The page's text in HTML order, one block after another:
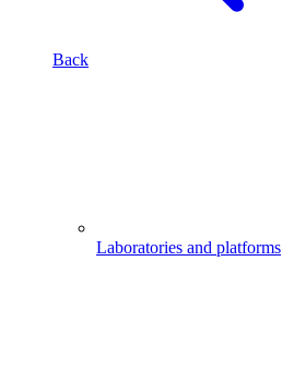
Back
Laboratories and platforms